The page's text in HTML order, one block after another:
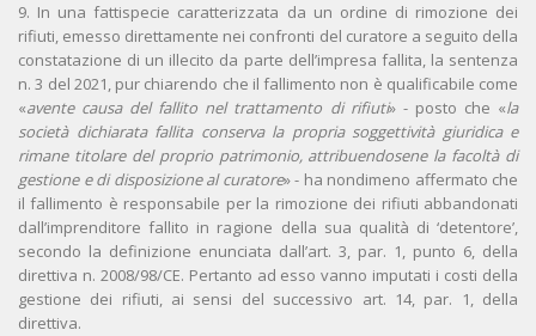
9. In una fattispecie caratterizzata da un ordine di rimozione dei
rifiuti, emesso direttamente nei confronti del curatore a seguito della
constatazione di un illecito da parte dell’impresa fallita, la sentenza
n. 3 del 2021, pur chiarendo che il fallimento non è qualificabile come
«avente causa del fallito nel trattamento di rifiuti» - posto che «la
società dichiarata fallita conserva la propria soggettività giuridica e
rimane titolare del proprio patrimonio, attribuendosene la facoltà di
gestione e di disposizione al curatore» - ha nondimeno affermato che
il fallimento è responsabile per la rimozione dei rifiuti abbandonati
dall’imprenditore fallito in ragione della sua qualità di ‘detentore’,
secondo la definizione enunciata dall’art. 3, par. 1, punto 6, della
direttiva n. 2008/98/CE. Pertanto ad esso vanno imputati i costi della
gestione dei rifiuti, ai sensi del successivo art. 14, par. 1, della
direttiva.